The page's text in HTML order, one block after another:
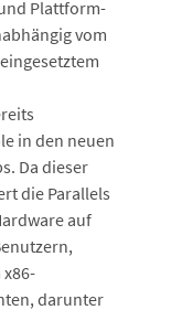
Plattform-
vom
in den neuen
Da dieser
die Parallels
auf
darunter